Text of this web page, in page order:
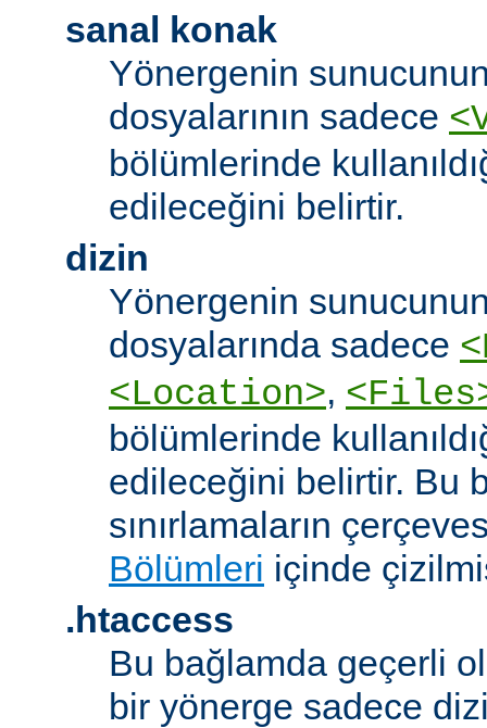
sanal konak
Yönergenin
dosyalarının sadece
bölümlerinde
edileceğini belirtir.
dizin
Yönergenin
dosyalarında sadece
<Location>,
bölümlerinde
edileceğini belirtir. Bu
sınırlamaların
Bölümleri içinde
.htaccess
Bu bağlamda geçerli
bir yönerge sadece